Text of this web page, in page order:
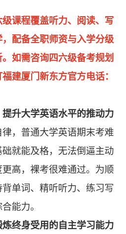
课程覆盖听力、阅读、写
配备全职师资与入学分级
如需咨询四六级备考规划
建厦门新东方官方电话：
升大学英语水平的推动力
，普通大学英语期末考难
就能及格，无法倒逼主动
高，裸考很难通过。为顺
单词、精听听力、练习写
能力。
终身受用的自主学习能力